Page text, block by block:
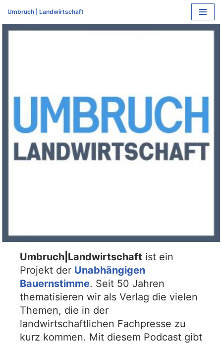
Zum
Umbruch | Landwirtschaft
Umbruch|Landwirtschaft ist ein
Projekt der Unabhängigen
Bauernstimme. Seit 50 Jahren
thematisieren wir als Verlag die vielen
Themen, die in der
landwirtschaftlichen Fachpresse zu
kurz kommen. Mit diesem Podcast gibt